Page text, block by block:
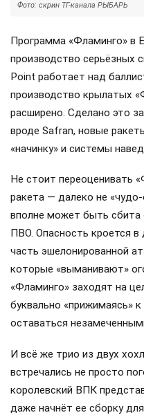
Фото: скрин ТГ-канала РЫБАРЬ
Программа «Фламинго» в
производство серьёзных
Point работает над
производство крылатых
расширено. Сделано это
вроде Safran, новые
«начинку» и системы
Не стоит переоценивать
ракета — далеко не
вполне может быть
ПВО. Опасность кроется в
часть эшелонированной
которые «выманивают»
«Фламинго» заходят на
буквально «прижимаясь»
оставаться
И всё же трио из двух
встречались не просто
королевский ВПК
даже начнёт ее сборку